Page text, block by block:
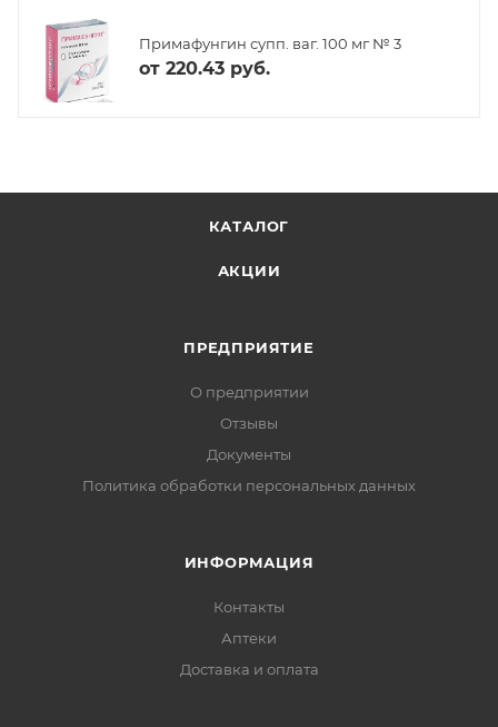
Примафунгин супп. ваг. 100 мг № 3
от 220.43 руб.
КАТАЛОГ
АКЦИИ
ПРЕДПРИЯТИЕ
О предприятии
Отзывы
Документы
Политика обработки персональных данных
ИНФОРМАЦИЯ
Контакты
Аптеки
Доставка и оплата